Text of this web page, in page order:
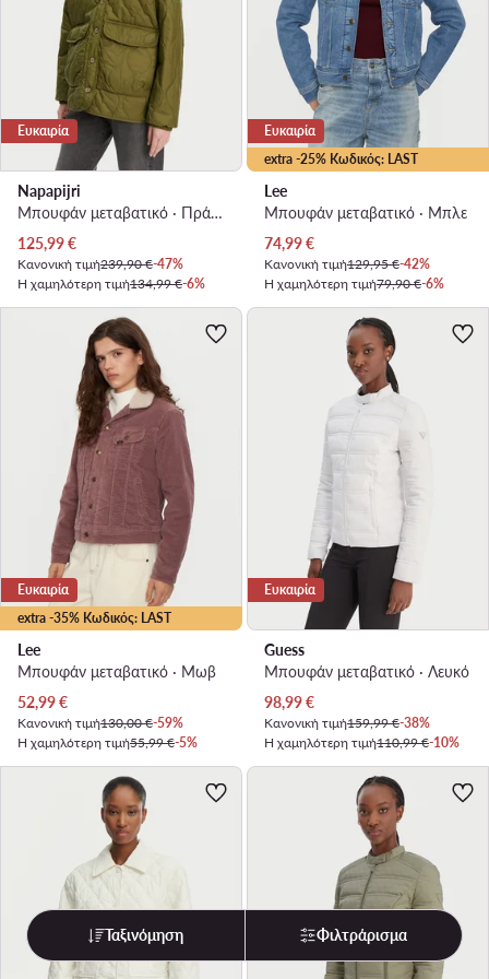
Ευκαιρία
Napapijri
Μπουφάν μεταβατικό · Πράσινο
Τρέχουσα τιμή
125,99€
Κανονική τιμή239,90 €-47%
Η χαμηλότερη τιμή134,99 €-6%
extra -25% Κωδικός: LAST
Ευκαιρία
Lee
Μπουφάν μεταβατικό · Μπλε
Τρέχουσα τιμή
74,99€
Κανονική τιμή129,95 €-42%
Η χαμηλότερη τιμή79,90 €-6%
extra -35% Κωδικός: LAST
Ευκαιρία
Lee
Μπουφάν μεταβατικό · Μωβ
Τρέχουσα τιμή
52,99€
Κανονική τιμή130,00 €-59%
Η χαμηλότερη τιμή55,99 €-5%
Ευκαιρία
Guess
Μπουφάν μεταβατικό · Λευκό
Τρέχουσα τιμή
98,99€
Κανονική τιμή159,99 €-38%
Η χαμηλότερη τιμή110,99 €-10%
Ταξινόμηση Φιλτράρισμα